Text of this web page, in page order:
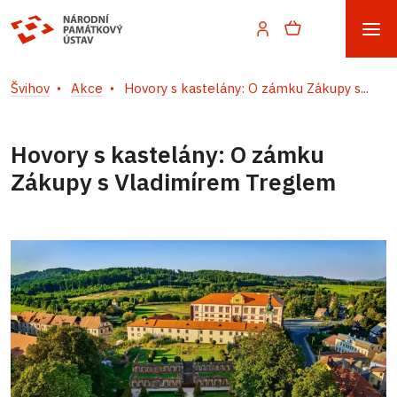
Švihov Akce Hovory s kastelány: O zámku Zákupy s...
Hovory s kastelány: O zámku
Zákupy s Vladimírem Treglem